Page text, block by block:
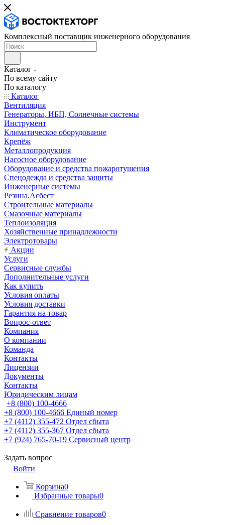
Комплексный поставщик инженерного оборудования
Каталог
По всему сайту
По каталогу
Каталог
Вентиляция
Генераторы, ИБП, Солнечные системы
Инструмент
Климатическое оборудование
Крепёж
Металлопродукция
Насосное оборудование
Оборудование и средства пожаротушения
Спецодежда и средства защиты
Инженерные системы
Резина.Асбест
Строительные материалы
Смазочные материалы
Теплоизоляция
Хозяйственные принадлежности
Электротовары
Акции
Услуги
Сервисные службы
Дополнительные услуги
Как купить
Условия оплаты
Условия доставки
Гарантия на товар
Вопрос-ответ
Компания
О компании
Команда
Контакты
Лицензии
Документы
Контакты
Юридическим лицам
+8 (800) 100-4666
+8 (800) 100-4666 Единый номер
+7 (4112) 355-472 Отдел сбыта
+7 (4112) 355-367 Отдел сбыта
+7 (924) 765-70-19 Сервисный центр
Задать вопрос
Войти
Корзина0
Избранные товары0
Сравнение товаров0